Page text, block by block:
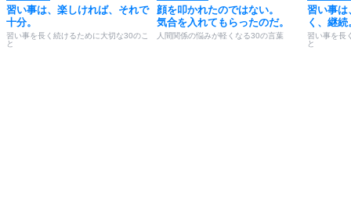
習い事は、楽しければ、それで
十分。
習い事を長く続けるために大切な30のこ
と
顔を叩かれたのではない。
気合を入れてもらったのだ。
人間関係の悩みが軽くなる30の言葉
習い事は
く、継続
習い事を長
と